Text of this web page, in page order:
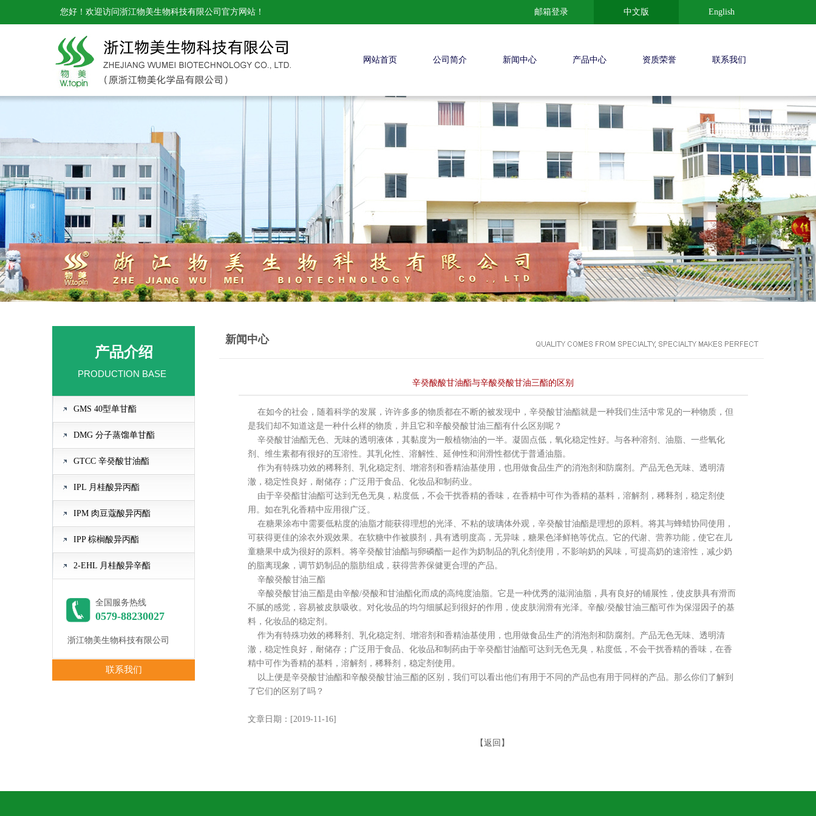
您好！欢迎访问浙江物美生物科技有限公司 官方网站！ English
中文版
邮箱登录
网站首页 公司简介 新闻中心 产品中心 资质荣誉 联系我们
产品介绍
PRODUCTION BASE
GMS 40型单甘酯
DMG 分子蒸馏单甘酯
GTCC 辛癸酸甘油酯
IPL 月桂酸异丙酯
IPM 肉豆蔻酸异丙酯
IPP 棕榈酸异丙酯
2-EHL 月桂酸异辛酯
全国服务热线
0579-88230027
浙江物美生物科技有限公司
联系我们
新闻中心
辛癸酸酸甘油酯与辛酸癸酸甘油三酯的区别
在如今的社会，随着科学的发展，许许多多的物质都在不断的被发现中，辛癸酸甘油酯就是一种我们生活中常见的一种物质，但
是我们却不知道这是一种什么样的物质，并且它和辛酸癸酸甘油三酯有什么区别呢？
辛癸酸甘油酯无色、无味的透明液体，其黏度为一般植物油的一半。凝固点低，氧化稳定性好。与各种溶剂、油脂、一些氧化
剂、维生素都有很好的互溶性。其乳化性、溶解性、延伸性和润滑性都优于普通油脂。
作为有特殊功效的稀释剂、乳化稳定剂、增溶剂和香精油基使用，也用做食品生产的消泡剂和防腐剂。产品无色无味、透明清
澈，稳定性良好，耐储存；广泛用于食品、化妆品和制药业。
由于辛癸酯甘油酯可达到无色无臭，粘度低，不会干扰香精的香味，在香精中可作为香精的基料，溶解剂，稀释剂，稳定剂使
用。如在乳化香精中应用很广泛。
在糖果涂布中需要低粘度的油脂才能获得理想的光泽、不粘的玻璃体外观，辛癸酸甘油酯是理想的原料。将其与蜂蜡协同使用，
可获得更佳的涂衣外观效果。在软糖中作被膜剂，具有透明度高，无异味，糖果色泽鲜艳等优点。它的代谢、营养功能，使它在儿
童糖果中成为很好的原料。将辛癸酸甘油酯与卵磷酯一起作为奶制品的乳化剂使用，不影响奶的风味，可提高奶的速溶性，减少奶
的脂离现象，调节奶制品的脂肪组成，获得营养保健更合理的产品。
辛酸癸酸甘油三酯
辛酸癸酸甘油三酯是由辛酸/癸酸和甘油酯化而成的高纯度油脂。它是一种优秀的滋润油脂，具有良好的铺展性，使皮肤具有滑而
不腻的感觉，容易被皮肤吸收。对化妆品的均匀细腻起到很好的作用，使皮肤润滑有光泽。辛酸/癸酸甘油三酯可作为保湿因子的基
料，化妆品的稳定剂。
作为有特殊功效的稀释剂、乳化稳定剂、增溶剂和香精油基使用，也用做食品生产的消泡剂和防腐剂。产品无色无味、透明清
澈，稳定性良好，耐储存；广泛用于食品、化妆品和制药由于辛癸酯甘油酯可达到无色无臭，粘度低，不会干扰香精的香味，在香
精中可作为香精的基料，溶解剂，稀释剂，稳定剂使用。
以上便是辛癸酸甘油酯和辛酸癸酸甘油三酯的区别，我们可以看出他们有用于不同的产品也有用于同样的产品。那么你们了解到
了它们的区别了吗？
文章日期：[2019-11-16]
【返回】